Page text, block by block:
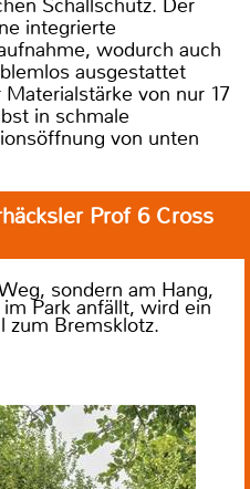
Schallschutz. Der
integrierte
wodurch auch
ausgestattet
von nur 17
in schmale
von unten
Prof 6 Cross
sondern am Hang,
Park anfällt, wird ein
zum Bremsklotz.